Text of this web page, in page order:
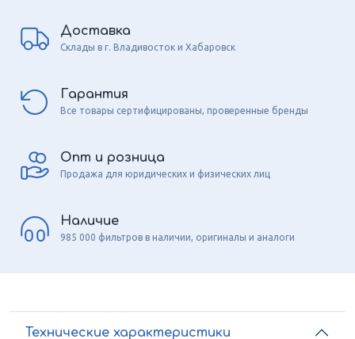
Доставка
Склады в г. Владивосток и Хабаровск
Гарантия
Все товары сертифицированы, проверенные бренды
Опт и розница
Продажа для юридических и физических лиц
Наличие
985 000 фильтров в наличии, оригиналы и аналоги
Технические характеристики